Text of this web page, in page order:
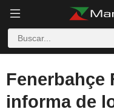
Fenerbahçe
informa de